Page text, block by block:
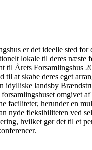
er det ideelle sted for
lokale til deres næste
til Årets Forsamlingshus
til at skabe deres eget
idylliske landsby
omgivet
faciliteter, herunder en
nyde fleksibiliteten ved
hvilket gør det til et